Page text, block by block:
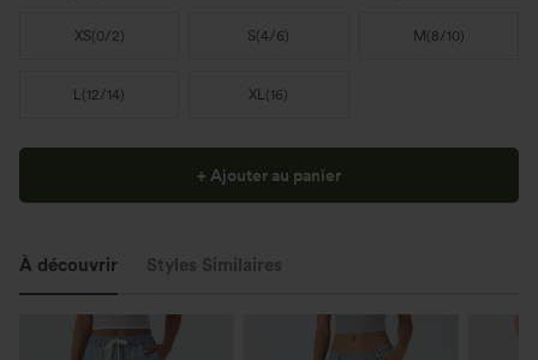
XS(0/2) S(4/6) M (8/10)
L(12/14) XL(16)
+ Ajouter au panier
À découvrir Styles Similaires